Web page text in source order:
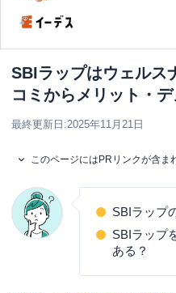
SBIラップはウェルス
コミからメリット・
最終更新日:2025年11月21日
このページにはPRリンクが含ま
SBIラップ
SBIラップ
ある？